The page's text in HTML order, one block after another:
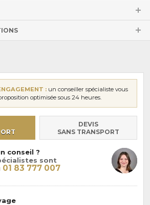
: un conseiller spécialiste vous
optimisée sous 24 heures.
DEVIS
SANS TRANSPORT
conseil ?
sont
01 83 777 007